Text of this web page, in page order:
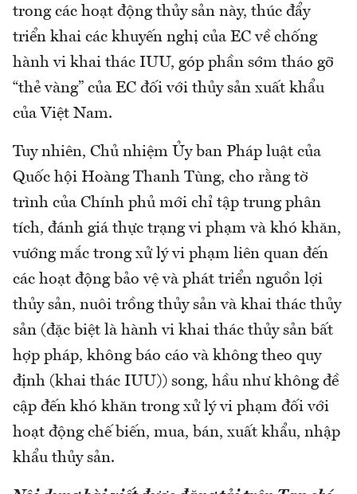
trong các hoạt động thủy sản này, thúc đẩy
triển khai các khuyến nghị của EC về chống
hành vi khai thác IUU, góp phần sớm tháo gỡ
“thẻ vàng” của EC đối với thủy sản xuất khẩu
của Việt Nam.
Tuy nhiên, Chủ nhiệm Ủy ban Pháp luật của
Quốc hội Hoàng Thanh Tùng, cho rằng tờ
trình của Chính phủ mới chỉ tập trung phân
tích, đánh giá thực trạng vi phạm và khó khăn,
vướng mắc trong xử lý vi phạm liên quan đến
các hoạt động bảo vệ và phát triển nguồn lợi
thủy sản, nuôi trồng thủy sản và khai thác thủy
sản (đặc biệt là hành vi khai thác thủy sản bất
hợp pháp, không báo cáo và không theo quy
định (khai thác IUU)) song, hầu như không đề
cập đến khó khăn trong xử lý vi phạm đối với
hoạt động chế biến, mua, bán, xuất khẩu, nhập
khẩu thủy sản.